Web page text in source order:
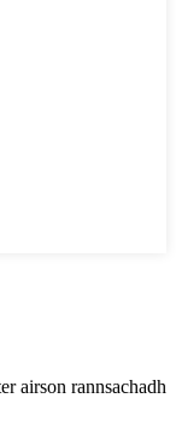
airson rannsachadh